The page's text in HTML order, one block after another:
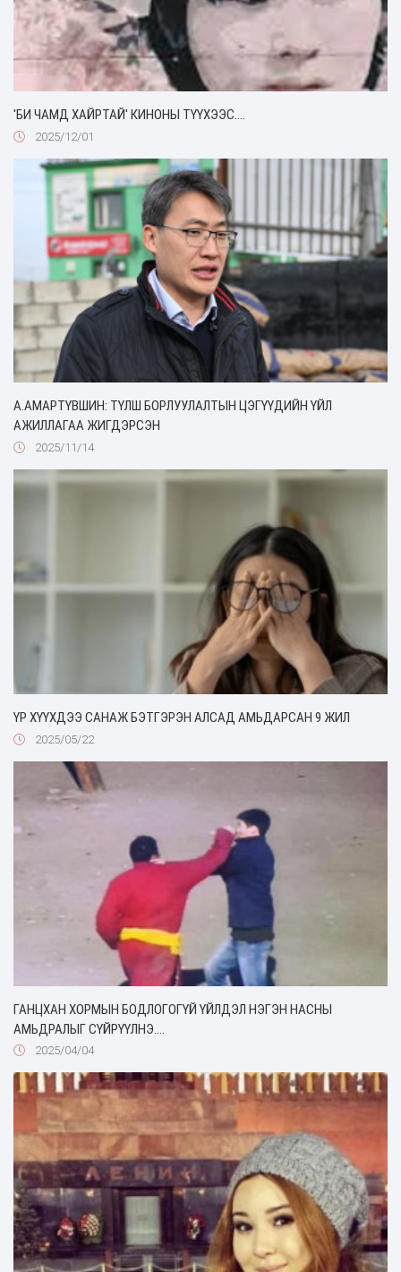
'БИ ЧАМД ХАЙРТАЙ' КИНОНЫ ТҮҮХЭЭС....
2025/12/01
А.АМАРТҮВШИН: ТҮЛШ БОРЛУУЛАЛТЫН ЦЭГҮҮДИЙН ҮЙЛ
АЖИЛЛАГАА ЖИГДЭРСЭН
2025/11/14
ҮР ХҮҮХДЭЭ САНАЖ БЭТГЭРЭН АЛСАД АМЬДАРСАН 9 ЖИЛ
2025/05/22
ГАНЦХАН ХОРМЫН БОДЛОГОГҮЙ ҮЙЛДЭЛ НЭГЭН НАСНЫ
АМЬДРАЛЫГ СҮЙРҮҮЛНЭ....
2025/04/04